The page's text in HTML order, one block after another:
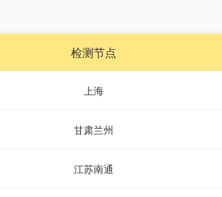
检测节点
上海
甘肃兰州
江苏南通